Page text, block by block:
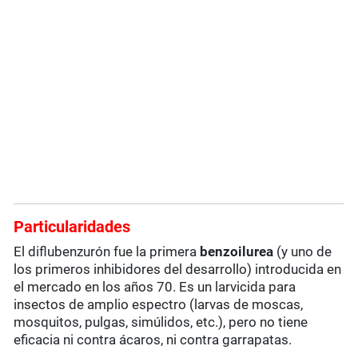
Particularidades
El diflubenzurón fue la primera benzoilurea (y uno de
los primeros inhibidores del desarrollo) introducida en
el mercado en los años 70. Es un larvicida para
insectos de amplio espectro (larvas de moscas,
mosquitos, pulgas, simúlidos, etc.), pero no tiene
eficacia ni contra ácaros, ni contra garrapatas.